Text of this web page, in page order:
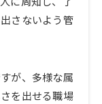
さないよう管
が、多様な属
を出せる職場